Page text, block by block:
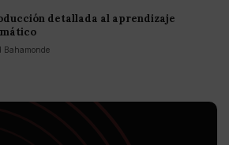
detallada al aprendizaje
Bahamonde